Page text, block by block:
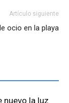
Artículo siguiente
ocio en la playa
nuevo la luz